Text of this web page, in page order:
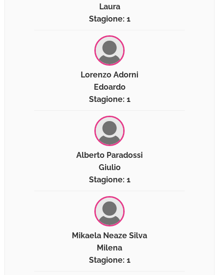
Laura
Stagione: 1
Lorenzo Adorni
Edoardo
Stagione: 1
Alberto Paradossi
Giulio
Stagione: 1
Mikaela Neaze Silva
Milena
Stagione: 1